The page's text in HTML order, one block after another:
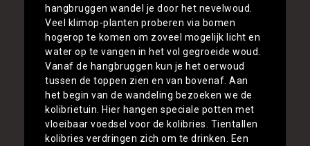
hangbruggen wandel je door het nevelwoud.
Veel klimop-planten proberen via bomen
hogerop te komen om zoveel mogelijk licht en
water op te vangen in het vol gegroeide woud.
Vanaf de hangbruggen kun je het oerwoud
tussen de toppen zien en van bovenaf. Aan
het begin van de wandeling bezoeken we de
kolibrietuin. Hier hangen speciale potten met
vloeibaar voedsel voor de kolibries. Tientallen
kolibries verdringen zich om te drinken. Een